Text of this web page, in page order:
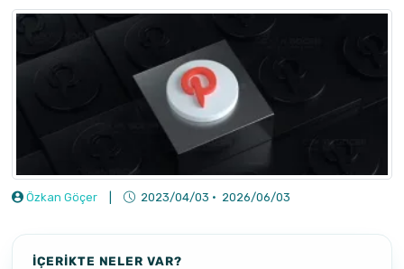
Özkan Göçer 2023/04/03 · 2026/06/03
İÇERİKTE NELER VAR?